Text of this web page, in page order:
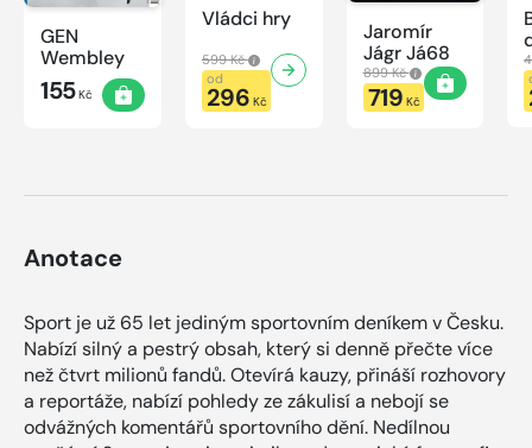
GEN
Wembley
155Kč
Vládci hry
599 Kč
od
296 Kč
Jaromír
Jágr Já68
899 Kč
719 Kč
Anotace
Sport je už 65 let jediným sportovním deníkem v Česku.
Nabízí silný a pestrý obsah, který si denně přečte více
než čtvrt milionů fandů. Otevírá kauzy, přináší rozhovory
a reportáže, nabízí pohledy ze zákulisí a nebojí se
odvážných komentářů sportovního dění. Nedílnou